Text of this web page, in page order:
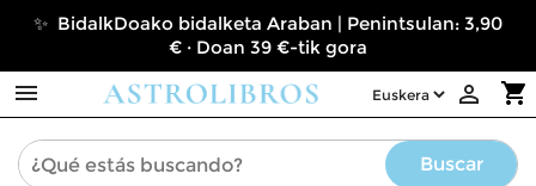
✨ BidalkDoako bidalketa Araban | Penintsulan: 3,90
€ · Doan 39 €-tik gora
 shopping_cart

Buscar